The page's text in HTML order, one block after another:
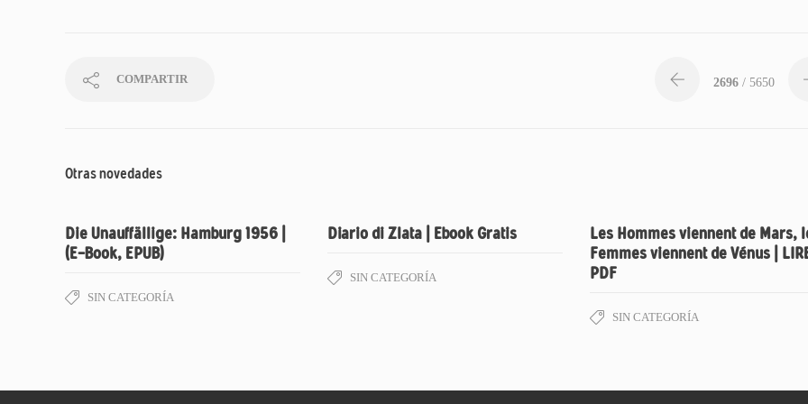
COMPARTIR 2696 / 5650
Otras novedades
Die Unauffällige: Hamburg 1956 |
(E-Book, EPUB)
SIN CATEGORÍA
Diario di Zlata | Ebook Gratis
SIN CATEGORÍA
Les Hommes viennent de Mars,
Femmes viennent de Vénus |
PDF
SIN CATEGORÍA